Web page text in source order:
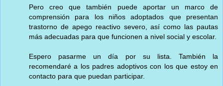
Pero creo que también puede aportar un marco de
comprensión para los niños adoptados que presentan
trastorno de apego reactivo severo, así como las pautas
más adecuadas para que funcionen a nivel social y escolar.
Espero pasarme un día por su lista. También la
recomendaré a los padres adoptivos con los que estoy en
contacto para que puedan participar.